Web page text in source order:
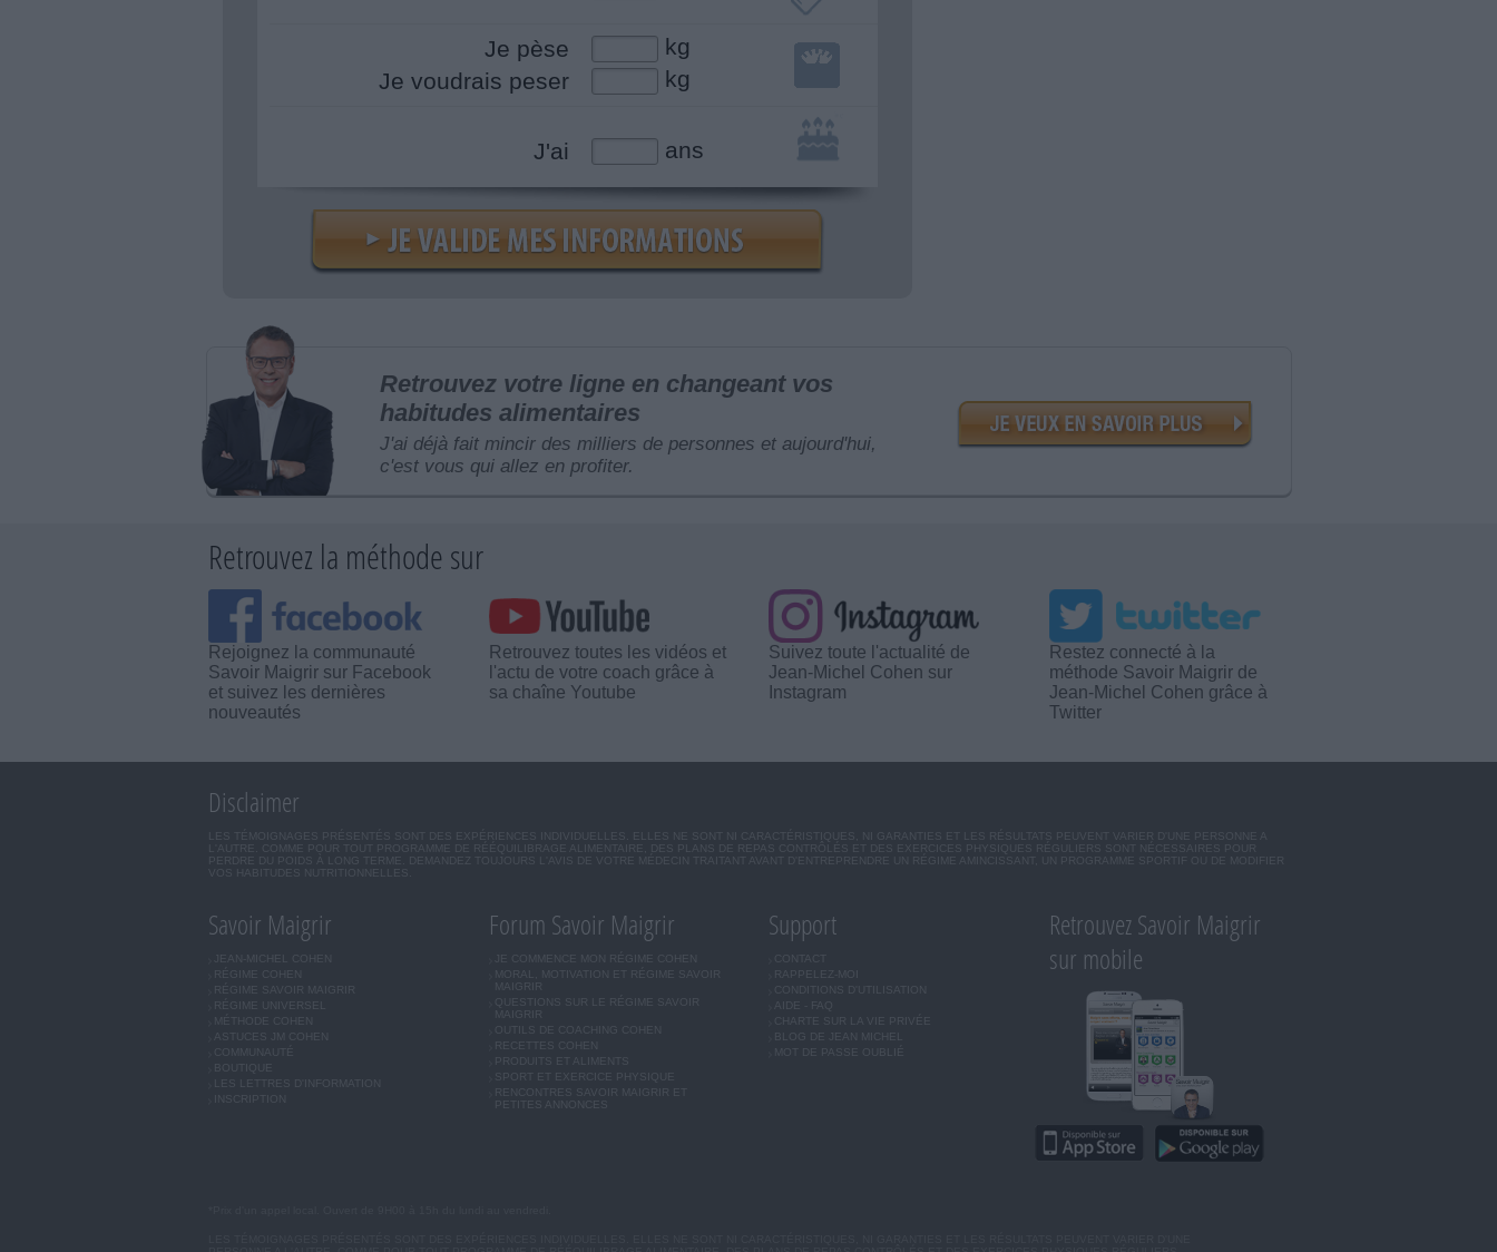
Je pèse
kg
Je voudrais peser
kg
J'ai ans
Retrouvez votre ligne en changeant vos
habitudes alimentaires
J'ai déjà fait mincir des milliers de personnes et aujourd'hui,
c'est vous qui allez en profiter.
Retrouvez la méthode sur
Rejoignez la communauté
Savoir Maigrir sur Facebook
et suivez les dernières
nouveautés
Retrouvez toutes les vidéos et
l'actu de votre coach grâce à
sa chaîne Youtube
Suivez toute l'actualité de
Jean-Michel Cohen sur
Instagram
Restez connecté à la
méthode Savoir Maigrir de
Jean-Michel Cohen grâce à
Twitter
Disclaimer
LES TÉMOIGNAGES PRÉSENTÉS SONT DES EXPÉRIENCES INDIVIDUELLES. ELLES NE SONT NI CARACTÉRISTIQUES, NI GARANTIES ET LES RÉSULTATS PEUVENT VARIER D'UNE PERSONNE A
L'AUTRE. COMME POUR TOUT PROGRAMME DE RÉÉQUILIBRAGE ALIMENTAIRE, DES PLANS DE REPAS CONTRÔLÉS ET DES EXERCICES PHYSIQUES RÉGULIERS SONT NÉCESSAIRES POUR
PERDRE DU POIDS À LONG TERME. DEMANDEZ TOUJOURS L'AVIS DE VOTRE MÉDECIN TRAITANT AVANT D'ENTREPRENDRE UN RÉGIME AMINCISSANT, UN PROGRAMME SPORTIF OU DE MODIFIER
VOS HABITUDES NUTRITIONNELLES.
Savoir Maigrir
JEAN-MICHEL COHEN
RÉGIME COHEN
RÉGIME SAVOIR MAIGRIR
RÉGIME UNIVERSEL
ASTUCES JM COHEN
COMMUNAUTÉ
LES LETTRES D'INFORMATION
INSCRIPTION
Forum Savoir Maigrir
JE COMMENCE MON RÉGIME COHEN
MORAL, MOTIVATION ET RÉGIME SAVOIR
MAIGRIR
QUESTIONS SUR LE RÉGIME SAVOIR
MAIGRIR
OUTILS DE COACHING COHEN
RECETTES COHEN
PRODUITS ET ALIMENTS
SPORT ET EXERCICE PHYSIQUE
RENCONTRES SAVOIR MAIGRIR ET
PETITES ANNONCES
Support
CONTACT
RAPPELEZ-MOI
CONDITIONS D'UTILISATION
AIDE - FAQ
CHARTE SUR LA VIE PRIVÉE
BLOG DE JEAN MICHEL
MOT DE PASSE OUBLIÉ
Retrouvez Savoir Maigrir
sur mobile